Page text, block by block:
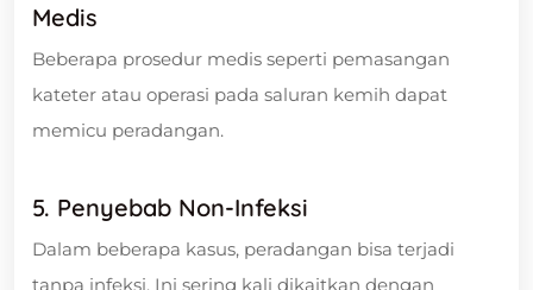
Medis
Beberapa prosedur medis seperti pemasangan
kateter atau operasi pada saluran kemih dapat
memicu peradangan.
5. Penyebab Non-Infeksi
Dalam beberapa kasus, peradangan bisa terjadi
tanpa infeksi. Ini sering kali dikaitkan dengan